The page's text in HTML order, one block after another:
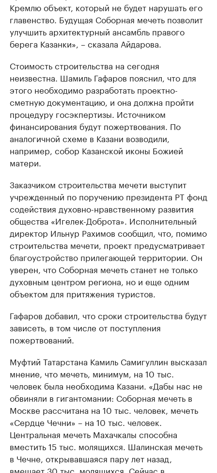
Кремлю объект, который не будет нарушать его
главенство. Будущая Соборная мечеть позволит
улучшить архитектурный ансамбль правого
берега Казанки», – сказала Айдарова.
Стоимость строительства на сегодня
неизвестна. Шамиль Гафаров пояснил, что для
этого необходимо разработать проектно-
сметную документацию, и она должна пройти
процедуру госэкпертизы. Источником
финансирования будут пожертвования. По
аналогичной схеме в Казани возводили,
например, собор Казанской иконы Божией
матери.
Заказчиком строительства мечети выступит
учрежденный по поручению президента РТ фонд
содействия духовно-нравственному развития
общества «Игелек-Доброта». Исполнительный
директор Ильнур Рахимов сообщил, что, помимо
строительства мечети, проект предусматривает
благоустройство прилегающей территории. Он
уверен, что Соборная мечеть станет не только
духовным центром региона, но и еще одним
объектом для притяжения туристов.
Гафаров добавил, что сроки строительства будут
зависеть, в том числе от поступления
пожертвований.
Муфтий Татарстана Камиль Самигуллин высказал
мнение, что мечеть, минимум, на 10 тыс.
человек была необходима Казани. «Дабы нас не
обвиняли в гигантомании: Соборная мечеть в
Москве рассчитана на 10 тыс. человек, мечеть
«Сердце Чечни» – на 10 тыс. человек.
Центральная мечеть Махачкалы способна
вместить 15 тыс. молящихся. Шалинская мечеть
в Чечне, открывавшаяся пару лет назад,
вмещает 30 тыс. молящихся. Сейчас в